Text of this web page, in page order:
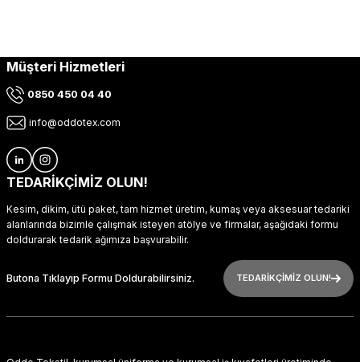
Müşteri Hizmetleri
0850 450 04 40
info@oddotex.com
TEDARİKÇİMİZ OLUN!
Kesim, dikim, ütü paket, tam hizmet üretim, kumaş veya aksesuar tedariki
alanlarında bizimle çalışmak isteyen atölye ve firmalar, aşağıdaki formu
doldurarak tedarik ağımıza başvurabilir.
Butona Tıklayıp Formu Doldurabilirsiniz. TEDARİKÇİMİZ OLUN!